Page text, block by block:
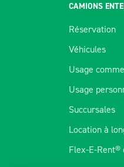
CAMIONS
Réservation
Véhicules
Usage
Usage
Succursales
Location à
Flex-E-Rent®
Nous utilisons